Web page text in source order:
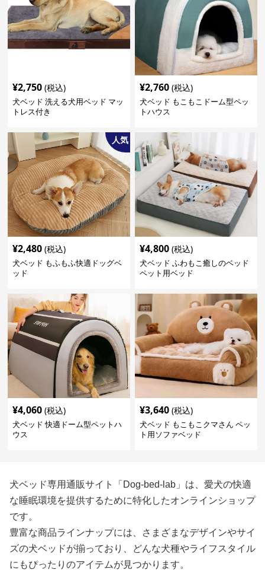
¥2,750 (税込)
犬ベッド 洗える犬用ベッド マッ
トレス付き
¥2,760 (税込)
犬ベッド もこもこドーム型ペッ
トハウス
人気
¥2,480 (税込)
犬ベッド もふもふ快適ドッグベ
ッド
¥4,800 (税込)
犬ベッド ふわもこ癒しのベッド
ペット用ベッド
¥4,060 (税込)
犬ベッド 快適ドーム型ペットハ
ウス
¥3,640 (税込)
犬ベッド もこもこクマさん ペッ
ト用ソファベッド
犬ベッド専用通販サイト「Dog-bed-lab」は、愛犬の快適
な睡眠環境を提供するために特化したオンラインショップ
です。
豊富な商品ラインナップには、さまざまなデザインやサイ
ズの犬ベッドが揃っており、どんな犬種やライフスタイル
にもぴったりのアイテムが見つかります。